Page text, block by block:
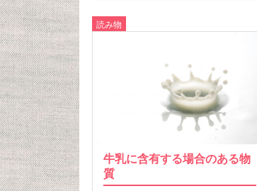
読み物
牛乳に含有する場合のある物
質